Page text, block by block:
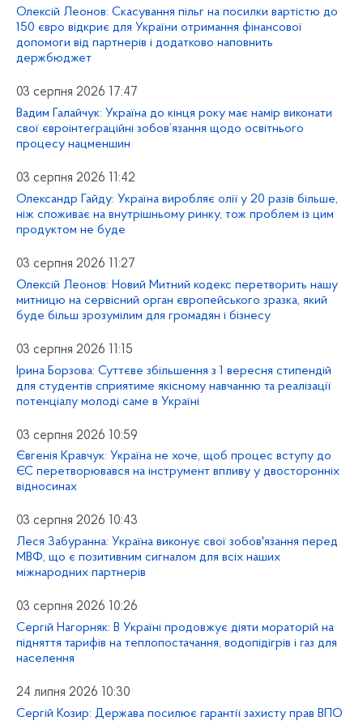
Олексій Леонов: Скасування пільг на посилки вартістю до
150 євро відкриє для України отримання фінансової
допомоги від партнерів і додатково наповнить
держбюджет
03 серпня 2026 17:47
Вадим Галайчук: Україна до кінця року має намір виконати
свої євроінтеграційні зобов’язання щодо освітнього
процесу нацменшин
03 серпня 2026 11:42
Олександр Гайду: Україна виробляє олії у 20 разів більше,
ніж споживає на внутрішньому ринку, тож проблем із цим
продуктом не буде
03 серпня 2026 11:27
Олексій Леонов: Новий Митний кодекс перетворить нашу
митницю на сервісний орган європейського зразка, який
буде більш зрозумілим для громадян і бізнесу
03 серпня 2026 11:15
Ірина Борзова: Суттєве збільшення з 1 вересня стипендій
для студентів сприятиме якісному навчанню та реалізації
потенціалу молоді саме в Україні
03 серпня 2026 10:59
Євгенія Кравчук: Україна не хоче, щоб процес вступу до
ЄС перетворювався на інструмент впливу у двосторонніх
відносинах
03 серпня 2026 10:43
Леся Забуранна: Україна виконує свої зобов'язання перед
МВФ, що є позитивним сигналом для всіх наших
міжнародних партнерів
03 серпня 2026 10:26
Сергій Нагорняк: В Україні продовжує діяти мораторій на
підняття тарифів на теплопостачання, водопідігрів і газ для
населення
24 липня 2026 10:30
Сергій Козир: Держава посилює гарантії захисту прав ВПО